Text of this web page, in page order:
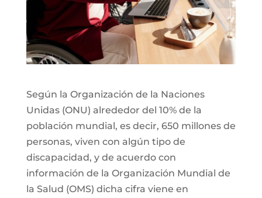
Según la Organización de la Naciones
Unidas (ONU) alrededor del 10% de la
población mundial, es decir, 650 millones de
personas, viven con algún tipo de
discapacidad, y de acuerdo con
información de la Organización Mundial de
la Salud (OMS) dicha cifra viene en